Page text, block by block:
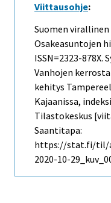
Viittausohje:
Suomen
Osakeasuntojen
ISSN=2323-878X.
Vanhojen
kehitys
Kajaanissa,
Tilastokeskus
Saantitapa:
https://stat.fi/til/
2020-10-